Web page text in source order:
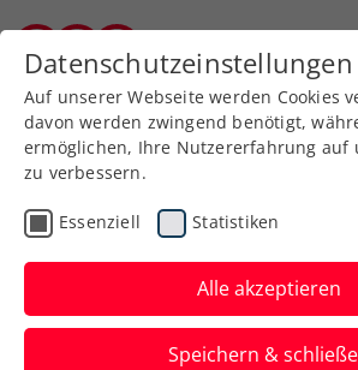
Zurück zur Newsübersicht
Turniere
Draper
den Erste Bank
2024
Datenschutzeinstellungen
Auf unserer Webseite werden Cookies
davon werden zwingend benötigt,
ermöglichen, Ihre Nutzererfahrung auf
zu verbessern.
Essenziell Statistiken
Alle akzeptieren
Speichern &